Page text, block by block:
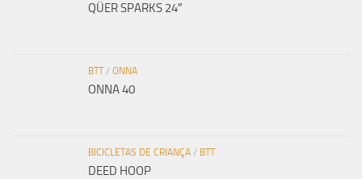
QÜER SPARKS 24″
BTT/ ONNA
ONNA 40
BICICLETAS DE CRIANÇA / BTT
DEED HOOP